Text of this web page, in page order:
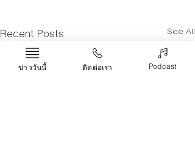
Recent Posts See All
ข่าววันนี้ ติดต่อเรา Podcast